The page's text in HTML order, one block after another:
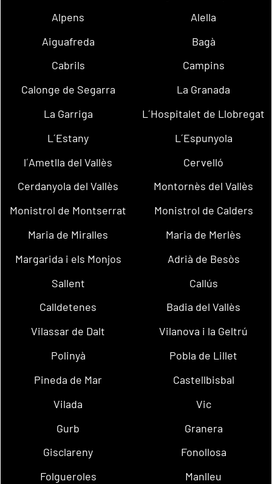
Alpens
Alella
Aiguafreda
Bagà
Cabrils
Campins
Calonge de Segarra
La Granada
La Garriga
L´Hospitalet de Llobregat
L´Estany
L´Espunyola
l´Ametlla del Vallès
Cervelló
Cerdanyola del Vallès
Montornès del Vallès
Monistrol de Montserrat
Monistrol de Calders
Maria de Miralles
Maria de Merlès
Margarida i els Monjos
Adrià de Besòs
Sallent
Callús
Calldetenes
Badia del Vallès
Vilassar de Dalt
Vilanova i la Geltrú
Polinyà
Pobla de Lillet
Pineda de Mar
Castellbisbal
Vilada
Vic
Gurb
Granera
Gisclareny
Fonollosa
Folgueroles
Manlleu